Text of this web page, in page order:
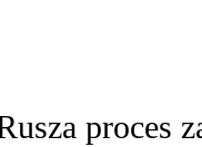
proces